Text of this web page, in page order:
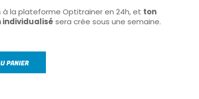
à la plateforme Optitrainer en 24h, et ton
sera crée sous une semaine.
PANIER